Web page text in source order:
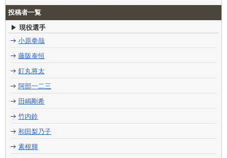
投稿者一覧
現役選手
小原拳哉
藤阪泰恒
釘丸将太
阿部一二三
田嶋剛希
竹内鈴
和田梨乃子
素根輝